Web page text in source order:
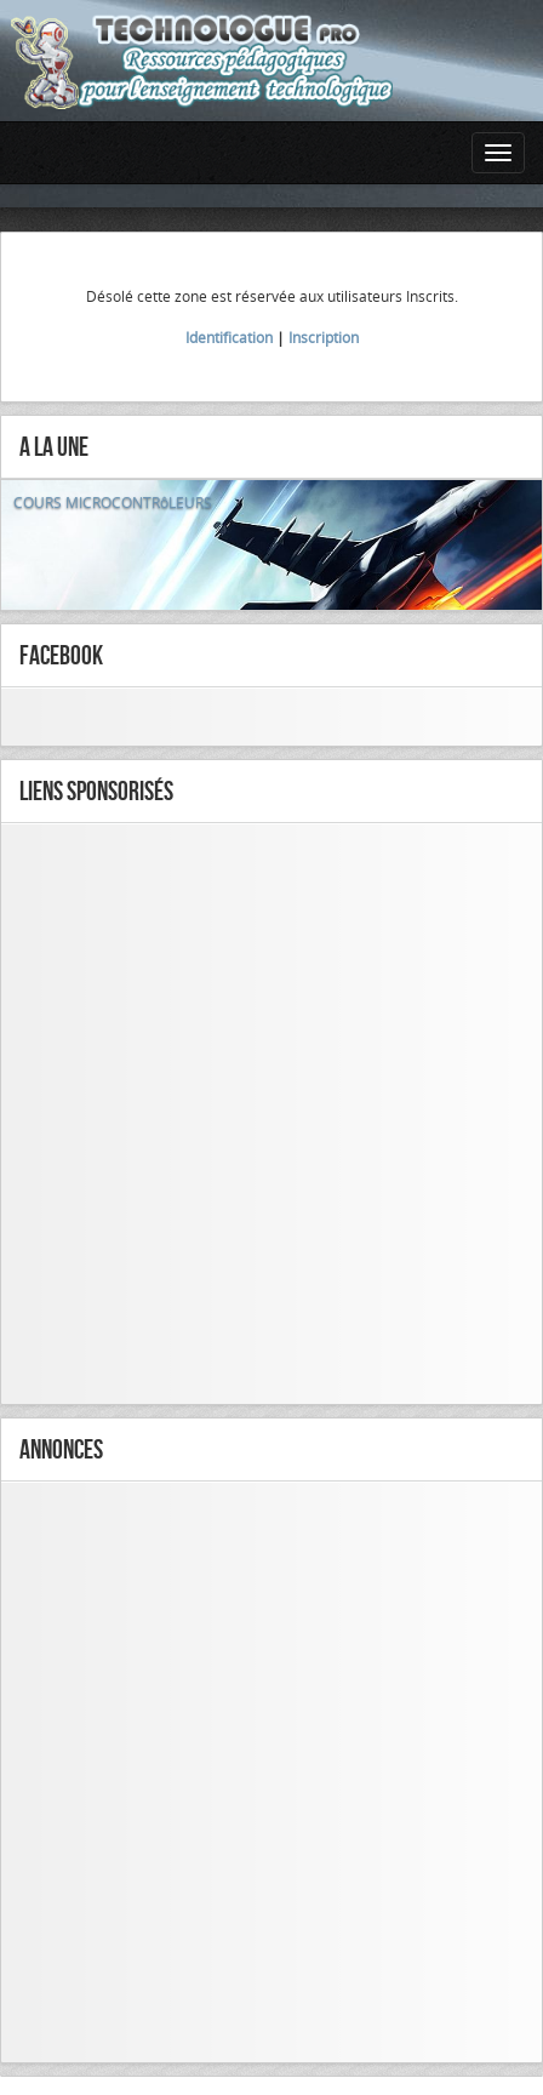
Désolé cette zone est réservée aux utilisateurs Inscrits.
Identification| Inscription
A la Une
COURS MICROCONTRôLEURS
FaceBook
Liens Sponsorisés
Annonces